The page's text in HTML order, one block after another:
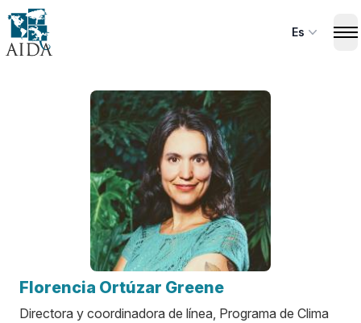
Skip
main
Es
Florencia Ortúzar Greene
Directora y coordinadora de línea, Programa de Clima